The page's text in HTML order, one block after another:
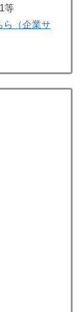
等
ら（企業サ